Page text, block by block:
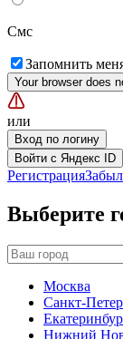
Смс
Запомнить
Your browser does
или
Вход по логину
Войти с Яндекс ID
Регистрация
Выберите
Москва
Санкт-
Нижний